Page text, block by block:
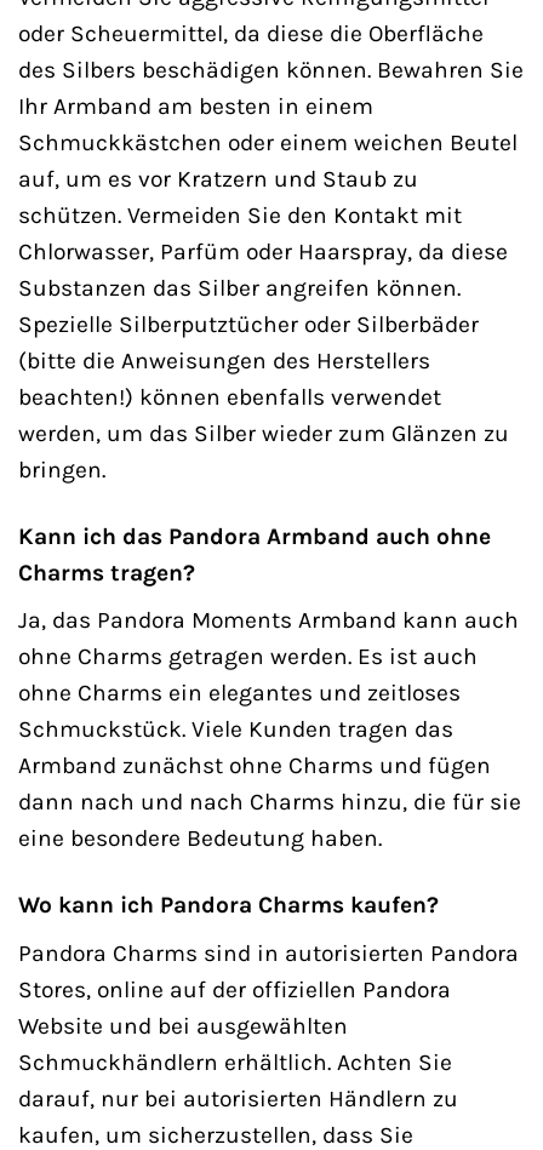
oder Scheuermittel, da diese die Oberfläche
des Silbers beschädigen können. Bewahren Sie
Ihr Armband am besten in einem
Schmuckkästchen oder einem weichen Beutel
auf, um es vor Kratzern und Staub zu
schützen. Vermeiden Sie den Kontakt mit
Chlorwasser, Parfüm oder Haarspray, da diese
Substanzen das Silber angreifen können.
Spezielle Silberputztücher oder Silberbäder
(bitte die Anweisungen des Herstellers
beachten!) können ebenfalls verwendet
werden, um das Silber wieder zum Glänzen zu
bringen.
Kann ich das Pandora Armband auch ohne
Charms tragen?
Ja, das Pandora Moments Armband kann auch
ohne Charms getragen werden. Es ist auch
ohne Charms ein elegantes und zeitloses
Schmuckstück. Viele Kunden tragen das
Armband zunächst ohne Charms und fügen
dann nach und nach Charms hinzu, die für sie
eine besondere Bedeutung haben.
Wo kann ich Pandora Charms kaufen?
Pandora Charms sind in autorisierten Pandora
Stores, online auf der offiziellen Pandora
Website und bei ausgewählten
Schmuckhändlern erhältlich. Achten Sie
darauf, nur bei autorisierten Händlern zu
kaufen, um sicherzustellen, dass Sie